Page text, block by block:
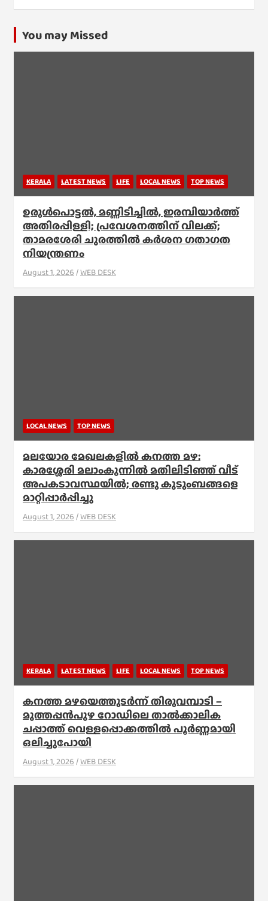
You may Missed
KERALA LATEST NEWS LIFE LOCAL NEWS TOP NEWS
ഉരുൾപൊട്ടൽ, മണ്ണിടിച്ചിൽ, ഇരമ്പിയാര്‍ത്ത്
അതിരപ്പിള്ളി; പ്രവേശനത്തിന് വിലക്ക്;
താമരശേരി ചുരത്തില്‍ കര്‍ശന ഗതാഗത
നിയന്ത്രണം
August 1, 2026 WEB DESK
LOCAL NEWS TOP NEWS
മലയോര മേഖലകളിൽ കനത്ത മഴ:
കാരശ്ശേരി മലാംകുന്നിൽ മതിലിടിഞ്ഞ് വീട്
അപകടാവസ്ഥയിൽ; രണ്ടു കുടുംബങ്ങളെ
മാറ്റിപ്പാർപ്പിച്ചു
August 1, 2026 WEB DESK
KERALA LATEST NEWS LIFE LOCAL NEWS TOP NEWS
കനത്ത മഴയെത്തുടർന്ന് തിരുവമ്പാടി –
മുത്തപ്പൻപുഴ റോഡിലെ താൽക്കാലിക
ചപ്പാത്ത് വെള്ളപ്പൊക്കത്തിൽ പൂർണ്ണമായി
ഒലിച്ചുപോയി
August 1, 2026 WEB DESK